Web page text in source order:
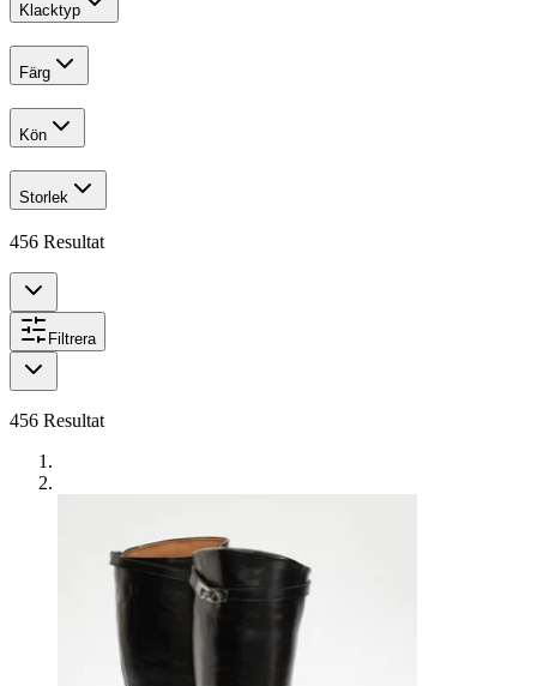
Klacktyp
Färg
Kön
Storlek
456 Resultat
Filtrera
456 Resultat